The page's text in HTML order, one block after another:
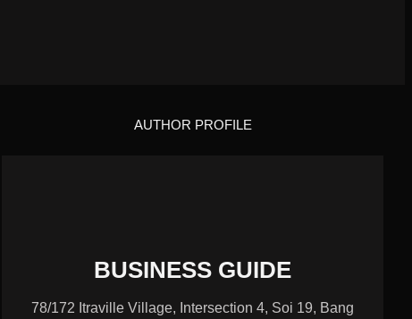
AUTHOR PROFILE
BUSINESS GUIDE
78/172 Itraville Village, Intersection 4, Soi 19, Bang